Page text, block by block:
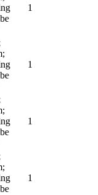
1
1
1
1